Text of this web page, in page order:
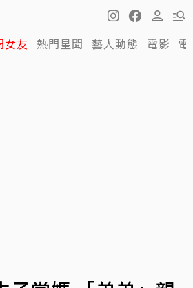
女友 熱門星聞 藝人動態 電影